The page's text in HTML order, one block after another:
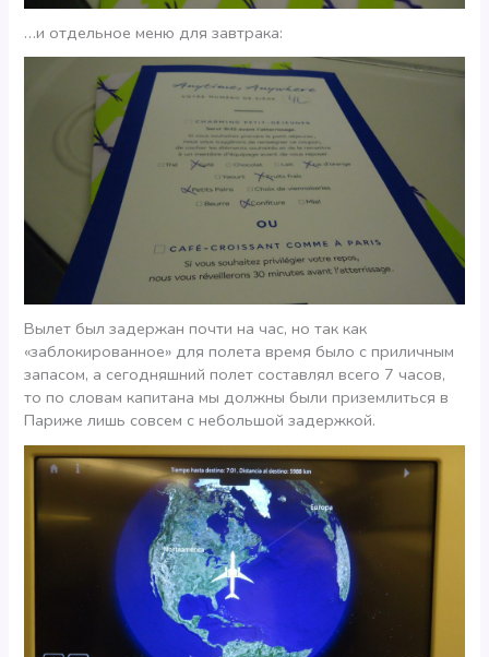
…и отдельное меню для завтрака:
Вылет был задержан почти на час, но так как
«заблокированное» для полета время было с приличным
запасом, а сегодняшний полет составлял всего 7 часов,
то по словам капитана мы должны были приземлиться в
Париже лишь совсем с небольшой задержкой.